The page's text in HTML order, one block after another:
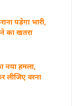
पड़ेगा भारी,
का खतरा
नया हमला,
लीजिए वरना